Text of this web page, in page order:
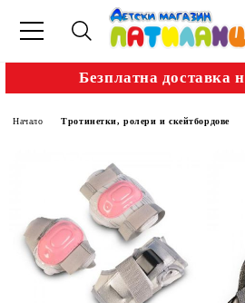
Безплатна доставка
Начало Тротинетки, ролери и скейтбордове